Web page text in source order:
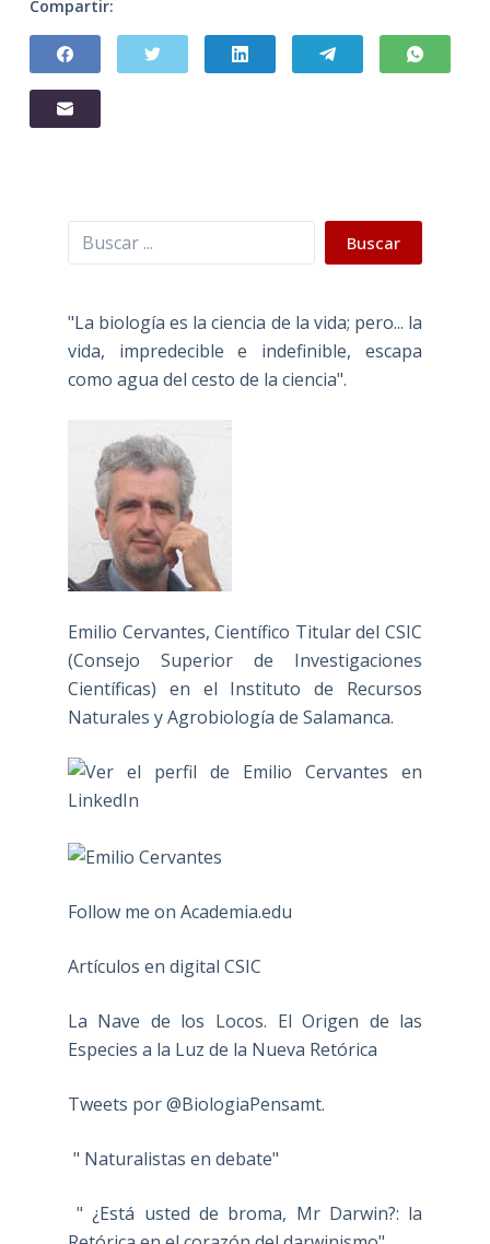
Compartir:
Buscar Buscar
"La biología es la ciencia de la vida; pero... la
vida, impredecible e indefinible, escapa
como agua del cesto de la ciencia".
Emilio Cervantes, Científico Titular del CSIC
(Consejo Superior de Investigaciones
Científicas) en el Instituto de Recursos
Naturales y Agrobiología de Salamanca.
Follow me on Academia.edu
Artículos en digital CSIC
La Nave de los Locos. El Origen de las
Especies a la Luz de la Nueva Retórica
Tweets por @BiologiaPensamt.
" Naturalistas en debate"
" ¿Está usted de broma, Mr Darwin?: la